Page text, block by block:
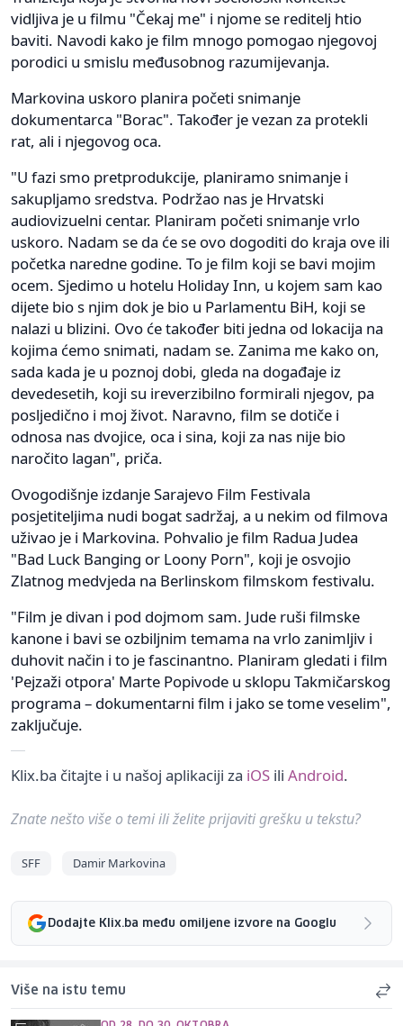
vidljiva je u filmu "Čekaj me" i njome se reditelj htio
baviti. Navodi kako je film mnogo pomogao njegovoj
porodici u smislu međusobnog razumijevanja.
Markovina uskoro planira početi snimanje
dokumentarca "Borac". Također je vezan za protekli
rat, ali i njegovog oca.
"U fazi smo pretprodukcije, planiramo snimanje i
sakupljamo sredstva. Podržao nas je Hrvatski
audiovizuelni centar. Planiram početi snimanje vrlo
uskoro. Nadam se da će se ovo dogoditi do kraja ove ili
početka naredne godine. To je film koji se bavi mojim
ocem. Sjedimo u hotelu Holiday Inn, u kojem sam kao
dijete bio s njim dok je bio u Parlamentu BiH, koji se
nalazi u blizini. Ovo će također biti jedna od lokacija na
kojima ćemo snimati, nadam se. Zanima me kako on,
sada kada je u poznoj dobi, gleda na događaje iz
devedesetih, koji su ireverzibilno formirali njegov, pa
posljedično i moj život. Naravno, film se dotiče i
odnosa nas dvojice, oca i sina, koji za nas nije bio
naročito lagan", priča.
Ovogodišnje izdanje Sarajevo Film Festivala
posjetiteljima nudi bogat sadržaj, a u nekim od filmova
uživao je i Markovina. Pohvalio je film Radua Judea
"Bad Luck Banging or Loony Porn", koji je osvojio
Zlatnog medvjeda na Berlinskom filmskom festivalu.
"Film je divan i pod dojmom sam. Jude ruši filmske
kanone i bavi se ozbiljnim temama na vrlo zanimljiv i
duhovit način i to je fascinantno. Planiram gledati i film
'Pejzaži otpora' Marte Popivode u sklopu Takmičarskog
programa – dokumentarni film i jako se tome veselim",
zaključuje.
Klix.ba čitajte i u našoj aplikaciji za iOS ili Android.
Znate nešto više o temi ili želite prijaviti grešku u tekstu?
SFF Damir Markovina
Dodajte Klix.ba među omiljene izvore na Googlu
Više na istu temu